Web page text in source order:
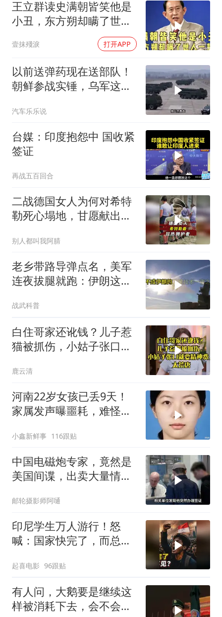
王立群读史满朝皆笑他是
小丑，东方朔却瞒了世人
壹抹殘淚 打开APP
以前送弹药现在送部队！
朝鲜参战实锤，乌军这波
汽车乐乐说
台媒：印度抱怨中 国收紧
签证
再战五百回合
二战德国女人为何对希特
勒死心塌地，甘愿献出一
别人都叫我阿腈
老乡带路导弹点名，美军
连夜拔腿就跑：伊朗这波
光
战武科普
白住哥家还讹钱？儿子惹
猫被抓伤，小姑子张口就
鹿云清
河南22岁女孩已丢9天！
家属发声曝噩耗，难怪搜
小鑫新鲜事 116跟贴
中国电磁炮专家，竟然是
美国间谍，出卖大量情
邮轮摄影师阿嗵
印尼学生万人游行！怒
喊：国家快完了，而总统
起喜电影 96跟贴
有人问，大鹅要是继续这
样被消耗下去，会不会灭